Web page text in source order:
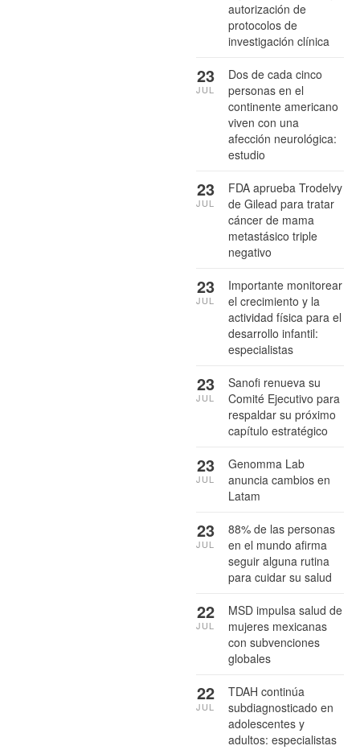
autorización de
protocolos de
investigación clínica
Dos de cada cinco
personas en el
continente americano
viven con una
afección neurológica:
estudio
23
JUL
FDA aprueba Trodelvy
de Gilead para tratar
cáncer de mama
metastásico triple
negativo
23
JUL
Importante monitorear
el crecimiento y la
actividad física para el
desarrollo infantil:
especialistas
23
JUL
Sanofi renueva su
Comité Ejecutivo para
respaldar su próximo
capítulo estratégico
23
JUL
Genomma Lab
anuncia cambios en
Latam
23
JUL
88% de las personas
en el mundo afirma
seguir alguna rutina
para cuidar su salud
23
JUL
MSD impulsa salud de
mujeres mexicanas
con subvenciones
globales
22
JUL
TDAH continúa
subdiagnosticado en
adolescentes y
adultos: especialistas
22
JUL